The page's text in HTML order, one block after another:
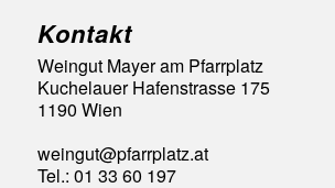
Kontakt
Weingut Mayer am Pfarrplatz
Kuchelauer Hafenstrasse 175
1190 Wien
weingut@pfarrplatz.at
Tel.: 01 33 60 197